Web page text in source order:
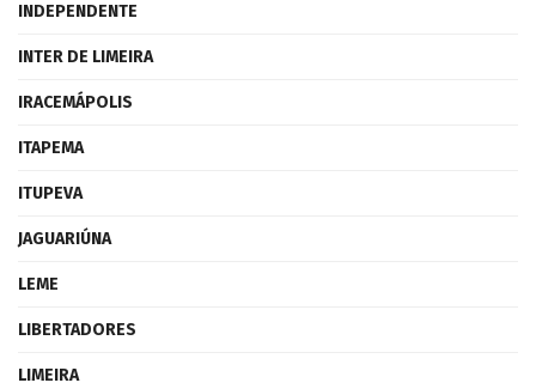
INDEPENDENTE
INTER DE LIMEIRA
IRACEMÁPOLIS
ITAPEMA
ITUPEVA
JAGUARIÚNA
LEME
LIBERTADORES
LIMEIRA